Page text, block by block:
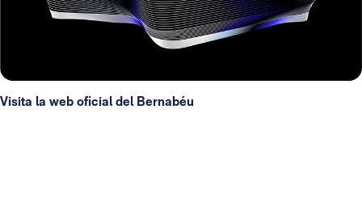
Visita la web oficial del Bernabéu